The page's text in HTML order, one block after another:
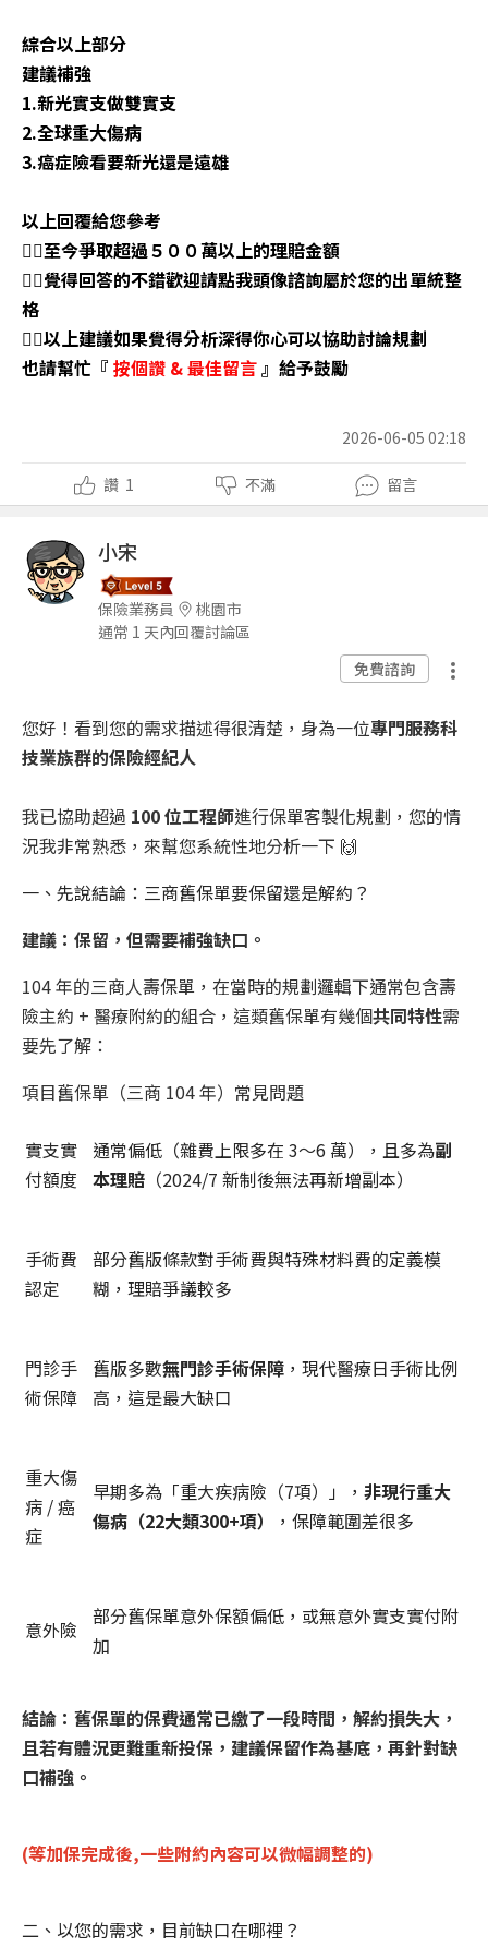
綜合以上部分
建議補強
1.新光實支做雙實支
2.全球重大傷病
3.癌症險看要新光還是遠雄
以上回覆給您參考
👉🏼至今爭取超過５００萬以上的理賠金額
👉🏼覺得回答的不錯歡迎請點我頭像諮詢屬於您的出單統整
格
👉🏼以上建議如果覺得分析深得你心可以協助討論規劃
也請幫忙『 按個讚 &最佳留言』給予鼓勵
2026-06-05 02:18
讚 1 不滿 留言
小宋
保險業務員
桃園市
通常 1 天內回覆討論區
免費諮詢
您好！看到您的需求描述得很清楚，身為一位專門服務科
技業族群的保險經紀人
我已協助超過 100 位工程師進行保單客製化規劃，您的情
況我非常熟悉，來幫您系統性地分析一下 🙌
一、先說結論：三商舊保單要保留還是解約？
建議：保留，但需要補強缺口。
104 年的三商人壽保單，在當時的規劃邏輯下通常包含壽
險主約 + 醫療附約的組合，這類舊保單有幾個共同特性需
要先了解：
項目舊保單（三商 104 年）常見問題
實支實
付額度
通常偏低（雜費上限多在 3～6 萬），且多為副
本理賠 （2024/7 新制後無法再新增副本）
手術費
認定
部分舊版條款對手術費與特殊材料費的定義模
糊，理賠爭議較多
門診手
術保障
舊版多數無門診手術保障 ，現代醫療日手術比例
高，這是最大缺口
重大傷
病 / 癌
症
早期多為「重大疾病險（7項）」， 非現行重大
傷病（22大類300+項）
，保障範圍差很多
意外險
部分舊保單意外保額偏低，或無意外實支實付附
加
結論：舊保單的保費通常已繳了一段時間，解約損失大，
且若有體況更難重新投保，建議保留作為基底，再針對缺
口補強。
(等加保完成後,一些附約內容可以微幅調整的)
二、以您的需求，目前缺口在哪裡？